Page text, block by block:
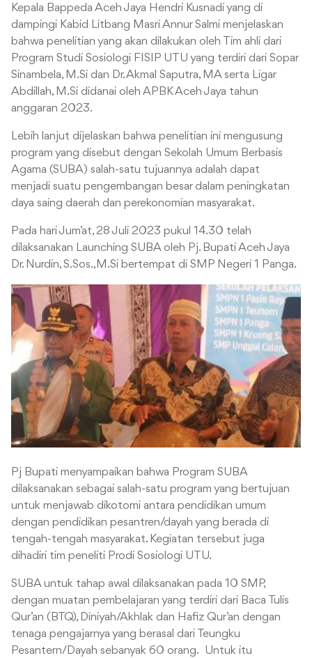
Kepala Bappeda Aceh Jaya Hendri Kusnadi yang di
dampingi Kabid Litbang Masri Annur Salmi menjelaskan
bahwa penelitian yang akan dilakukan oleh Tim ahli dari
Program Studi Sosiologi FISIP UTU yang terdiri dari Sopar
Sinambela, M.Si dan Dr. Akmal Saputra, MA serta Ligar
Abdillah, M.Si didanai oleh APBK Aceh Jaya tahun
anggaran 2023.
Lebih lanjut dijelaskan bahwa penelitian ini mengusung
program yang disebut dengan Sekolah Umum Berbasis
Agama (SUBA) salah-satu tujuannya adalah dapat
menjadi suatu pengembangan besar dalam peningkatan
daya saing daerah dan perekonomian masyarakat.
Pada hari Jum’at, 28 Juli 2023 pukul 14.30 telah
dilaksanakan Launching SUBA oleh Pj. Bupati Aceh Jaya
Dr. Nurdin, S.Sos.,M.Si bertempat di SMP Negeri 1 Panga.
Pj Bupati menyampaikan bahwa Program SUBA
dilaksanakan sebagai salah-satu program yang bertujuan
untuk menjawab dikotomi antara pendidikan umum
dengan pendidikan pesantren/dayah yang berada di
tengah-tengah masyarakat. Kegiatan tersebut juga
dihadiri tim peneliti Prodi Sosiologi UTU.
SUBA untuk tahap awal dilaksanakan pada 10 SMP,
dengan muatan pembelajaran yang terdiri dari Baca Tulis
Qur’an (BTQ), Diniyah/Akhlak dan Hafiz Qur’an dengan
tenaga pengajarnya yang berasal dari Teungku
Pesantern/Dayah sebanyak 60 orang. Untuk itu